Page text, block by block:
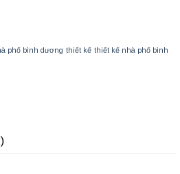
phố bình dương thiết kế thiết kế nhà phố bình